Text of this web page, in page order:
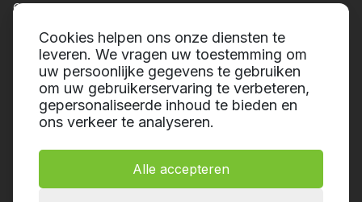
Cookies helpen ons onze diensten te
leveren. We vragen uw toestemming om
uw persoonlijke gegevens te gebruiken
om uw gebruikerservaring te verbeteren,
gepersonaliseerde inhoud te bieden en
ons verkeer te analyseren.
Alle accepteren
© 2014-2026, Icecream Apps.
Alle rechten voorbehouden
Onze auteurs
Partnerschap
Gebruiksvoorwaarden
Teruggave beleid
Privacybeleid